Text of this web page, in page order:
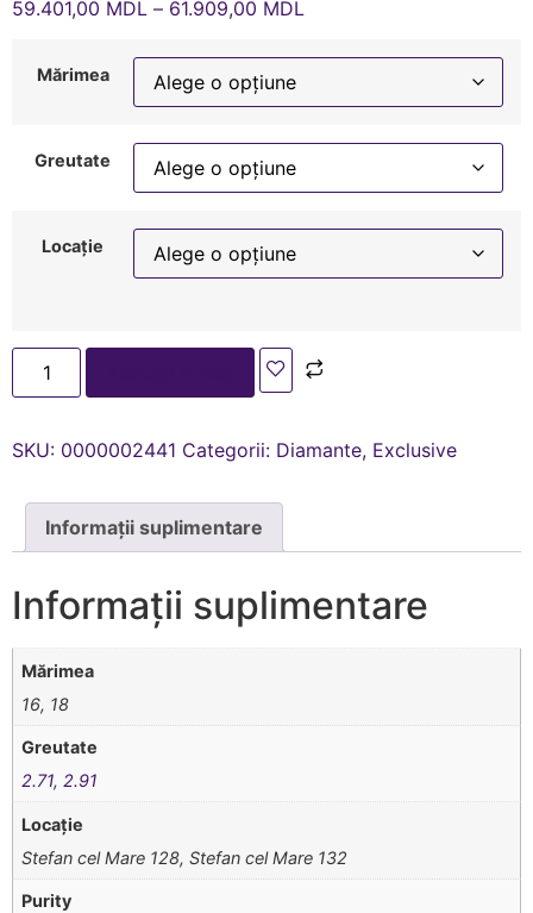
59.401,00 MDL – 61.909,00 MDL
Mărimea
Greutate
Locație
SKU: 0000002441 Categorii: Diamante, Exclusive
Informații suplimentare
Informații suplimentare
Mărimea
16, 18
Greutate
2.71, 2.91
Locație
Stefan cel Mare 128, Stefan cel Mare 132
Purity